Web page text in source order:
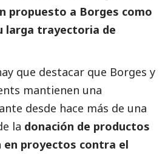
propuesto a Borges como
larga trayectoria de
que destacar que Borges y
mantienen una
desde hace más de una
la donación de productos
en proyectos contra el